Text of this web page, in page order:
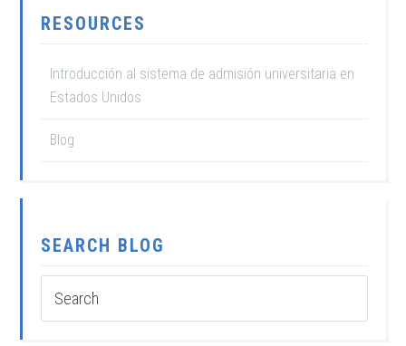
RESOURCES
Introducción al sistema de admisión universitaria en
Estados Unidos
Blog
SEARCH BLOG